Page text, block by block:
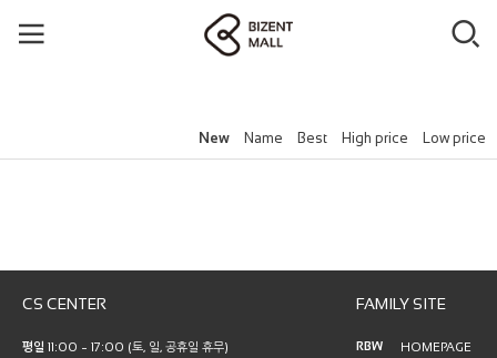
New Name Best High price Low price
CS CENTER
평일 11:00 ~ 17:00 (토, 일, 공휴일 휴무)
FAMILY SITE
RBW
HOMEPAGE